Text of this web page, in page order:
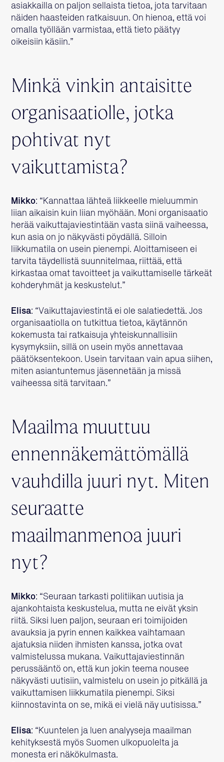
asiakkailla on paljon sellaista tietoa, jota tarvitaan
näiden haasteiden ratkaisuun. On hienoa, että voi
omalla työllään varmistaa, että tieto päätyy
oikeisiin käsiin.”
Minkä vinkin antaisitte
organisaatiolle, jotka
pohtivat nyt
vaikuttamista?
Mikko: “Kannattaa lähteä liikkeelle mieluummin
liian aikaisin kuin liian myöhään. Moni organisaatio
herää vaikuttajaviestintään vasta siinä vaiheessa,
kun asia on jo näkyvästi pöydällä. Silloin
liikkumatila on usein pienempi. Aloittamiseen ei
tarvita täydellistä suunnitelmaa, riittää, että
kirkastaa omat tavoitteet ja vaikuttamiselle tärkeät
kohderyhmät ja keskustelut.”
Elisa: “Vaikuttajaviestintä ei ole salatiedettä. Jos
organisaatiolla on tutkittua tietoa, käytännön
kokemusta tai ratkaisuja yhteiskunnallisiin
kysymyksiin, sillä on usein myös annettavaa
päätöksentekoon. Usein tarvitaan vain apua siihen,
miten asiantuntemus jäsennetään ja missä
vaiheessa sitä tarvitaan.”
Maailma muuttuu
ennennäkemättömällä
vauhdilla juuri nyt. Miten
seuraatte
maailmanmenoa juuri
nyt?
Mikko: “Seuraan tarkasti politiikan uutisia ja
ajankohtaista keskustelua, mutta ne eivät yksin
riitä. Siksi luen paljon, seuraan eri toimijoiden
avauksia ja pyrin ennen kaikkea vaihtamaan
ajatuksia niiden ihmisten kanssa, jotka ovat
valmistelussa mukana. Vaikuttajaviestinnän
perussääntö on, että kun jokin teema nousee
näkyvästi uutisiin, valmistelu on usein jo pitkällä ja
vaikuttamisen liikkumatila pienempi. Siksi
kiinnostavinta on se, mikä ei vielä näy uutisissa.”
Elisa: “Kuuntelen ja luen analyyseja maailman
kehityksestä myös Suomen ulkopuolelta ja
monesta eri näkökulmasta.